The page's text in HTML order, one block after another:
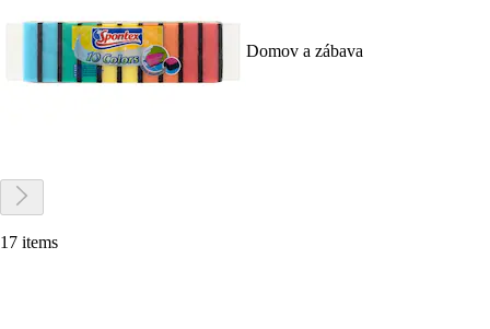
Domov a zábava
17 items